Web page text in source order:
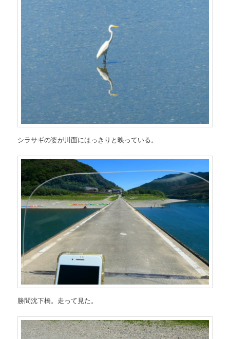
シラサギの姿が川面にはっきりと映っている。
勝間沈下橋。走って見た。